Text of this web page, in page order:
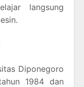
langsung
Diponegoro
1984 dan